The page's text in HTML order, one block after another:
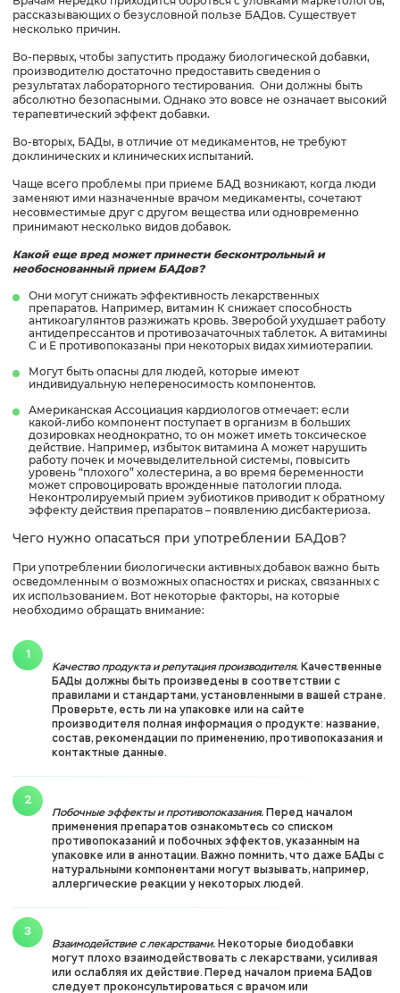
рассказывающих о безусловной пользе БАДов. Существует
несколько причин.
Во-первых, чтобы запустить продажу биологической добавки,
производителю достаточно предоставить сведения о
результатах лабораторного тестирования. Они должны быть
абсолютно безопасными. Однако это вовсе не означает высокий
терапевтический эффект добавки.
Во-вторых, БАДы, в отличие от медикаментов, не требуют
доклинических и клинических испытаний.
Чаще всего проблемы при приеме БАД возникают, когда люди
заменяют ими назначенные врачом медикаменты, сочетают
несовместимые друг с другом вещества или одновременно
принимают несколько видов добавок.
Какой еще вред может принести бесконтрольный и
необоснованный прием БАДов?
Они могут снижать эффективность лекарственных
препаратов. Например, витамин К снижает способность
антикоагулянтов разжижать кровь. Зверобой ухудшает работу
антидепрессантов и противозачаточных таблеток. А витамины
С и Е противопоказаны при некоторых видах химиотерапии.
Могут быть опасны для людей, которые имеют
индивидуальную непереносимость компонентов.
Американская Ассоциация кардиологов отмечает: если
какой-либо компонент поступает в организм в больших
дозировках неоднократно, то он может иметь токсическое
действие. Например, избыток витамина А может нарушить
работу почек и мочевыделительной системы, повысить
уровень “плохого” холестерина, а во время беременности
может спровоцировать врожденные патологии плода.
Неконтролируемый прием эубиотиков приводит к обратному
эффекту действия препаратов – появлению дисбактериоза.
Чего нужно опасаться при употреблении БАДов?
При употреблении биологически активных добавок важно быть
осведомленным о возможных опасностях и рисках, связанных с
их использованием. Вот некоторые факторы, на которые
необходимо обращать внимание:
Качество продукта и репутация производителя. Качественные
БАДы должны быть произведены в соответствии с
правилами и стандартами, установленными в вашей стране.
Проверьте, есть ли на упаковке или на сайте
производителя полная информация о продукте: название,
состав, рекомендации по применению, противопоказания и
контактные данные.
Побочные эффекты и противопоказания. Перед началом
применения препаратов ознакомьтесь со списком
противопоказаний и побочных эффектов, указанным на
упаковке или в аннотации. Важно помнить, что даже БАДы с
натуральными компонентами могут вызывать, например,
аллергические реакции у некоторых людей.
Взаимодействие с лекарствами. Некоторые биодобавки
могут плохо взаимодействовать с лекарствами, усиливая
или ослабляя их действие. Перед началом приема БАДов
следует проконсультироваться с врачом или